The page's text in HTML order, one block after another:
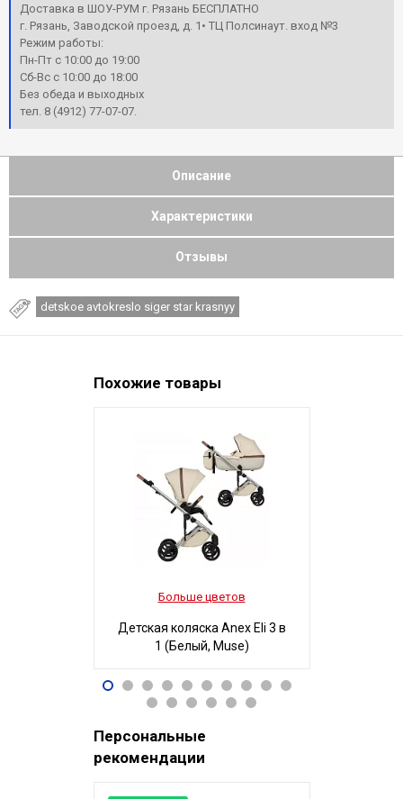
Доставка в ШОУ-РУМ г. Рязань БЕСПЛАТНО
г. Рязань, Заводской проезд, д. 1• ТЦ Полсинаут. вход №3
Режим работы:
Пн-Пт с 10:00 до 19:00
Сб-Вс с 10:00 до 18:00
Без обеда и выходных
тел. 8 (4912) 77-07-07.
Описание
Характеристики
Отзывы
detskoe avtokreslo siger star krasnyy
Похожие товары
Больше цветов
Детская коляска Anex Eli 3 в
1 (Белый, Muse)
96 490Р
Персональные
рекомендации